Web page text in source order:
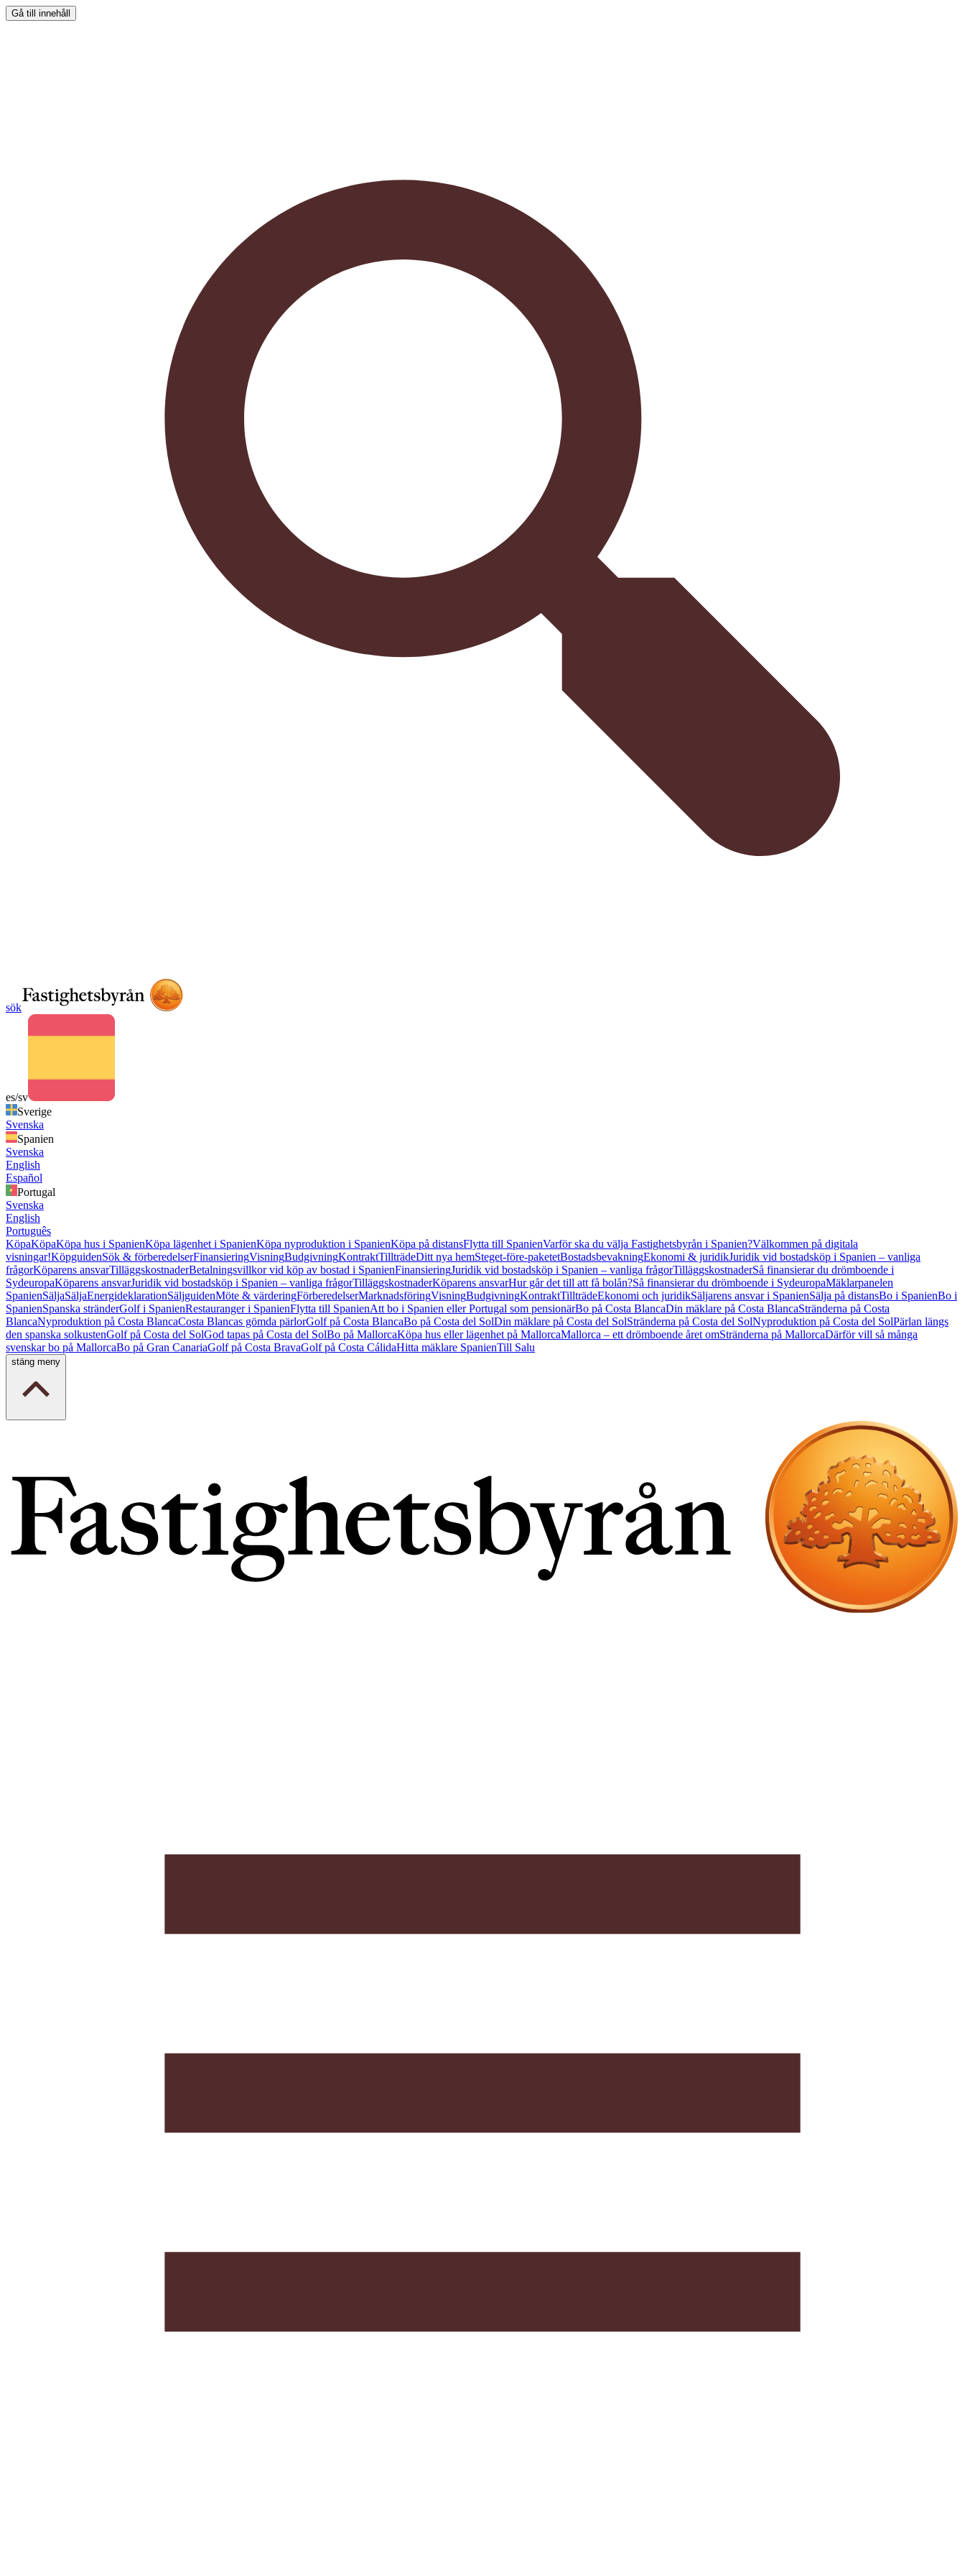
Gå till innehåll
sök
es/sv
Sverige
Svenska
Spanien
Svenska
English
Español
Portugal
Svenska
English
Português
KöpaKöpaKöpa hus i SpanienKöpa lägenhet i SpanienKöpa nyproduktion i SpanienKöpa på distansFlytta till SpanienVarför ska du välja Fastighetsbyrån i Spanien?Välkommen på digitala
visningar!KöpguidenSök & förberedelserFinansieringVisningBudgivningKontraktTillträdeDitt nya hemSteget-före-paketetBostadsbevakningEkonomi & juridikJuridik vid bostadsköp i Spanien – vanliga
frågorKöparens ansvarTilläggskostnaderBetalningsvillkor vid köp av bostad i SpanienFinansieringJuridik vid bostadsköp i Spanien – vanliga frågorTilläggskostnaderSå finansierar du drömboende i
SydeuropaKöparens ansvarJuridik vid bostadsköp i Spanien – vanliga frågorTilläggskostnaderKöparens ansvarHur går det till att få bolån?Så finansierar du drömboende i SydeuropaMäklarpanelen
SpanienSäljaSäljaEnergideklarationSäljguidenMöte & värderingFörberedelserMarknadsföringVisningBudgivningKontraktTillträdeEkonomi och juridikSäljarens ansvar i SpanienSälja på distansBo i SpanienBo i
SpanienSpanska stränderGolf i SpanienRestauranger i SpanienFlytta till SpanienAtt bo i Spanien eller Portugal som pensionärBo på Costa BlancaDin mäklare på Costa BlancaStränderna på Costa
BlancaNyproduktion på Costa BlancaCosta Blancas gömda pärlorGolf på Costa BlancaBo på Costa del SolDin mäklare på Costa del SolStränderna på Costa del SolNyproduktion på Costa del SolPärlan längs
den spanska solkustenGolf på Costa del SolGod tapas på Costa del SolBo på MallorcaKöpa hus eller lägenhet på MallorcaMallorca – ett drömboende året omStränderna på MallorcaDärför vill så många
svenskar bo på MallorcaBo på Gran CanariaGolf på Costa BravaGolf på Costa CálidaHitta mäklare SpanienTill Salu
stäng meny